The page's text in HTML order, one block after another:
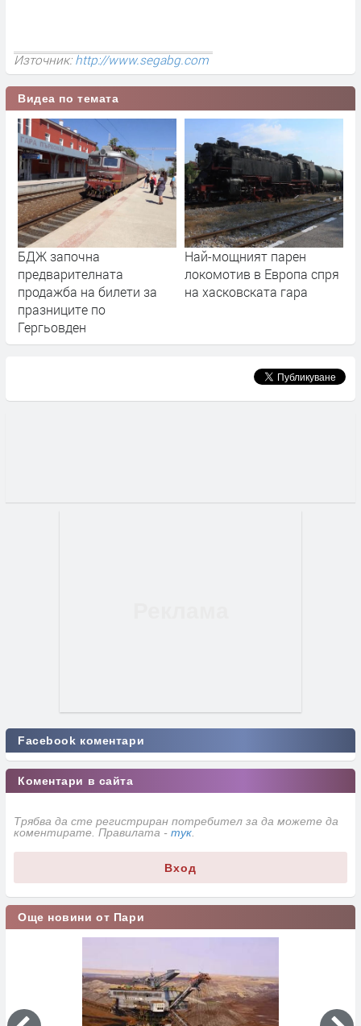
Източник:http://www.segabg.com
Видеа по темата
БДЖ започна
предварителната
продажба на билети за
празниците по
Гергьовден
Най-мощният парен
локомотив в Европа спря
на хасковската гара
Facebook коментари
Коментари в сайта
Трябва да сте регистриран потребител за да можете да
коментирате. Правилата - тук
Вход
Още новини от Пари